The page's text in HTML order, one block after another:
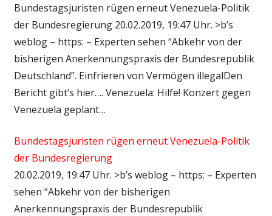
Bundestagsjuristen rügen erneut Venezuela-Politik
der Bundesregierung 20.02.2019, 19:47 Uhr. >b’s
weblog – https: – Experten sehen “Abkehr von der
bisherigen Anerkennungspraxis der Bundesrepublik
Deutschland”. Einfrieren von Vermögen illegalDen
Bericht gibt’s hier…. Venezuela: Hilfe! Konzert gegen
Venezuela geplant…
Bundestagsjuristen rügen erneut Venezuela-Politik
der Bundesregierung
20.02.2019, 19:47 Uhr. >b’s weblog – https: – Experten
sehen “Abkehr von der bisherigen
Anerkennungspraxis der Bundesrepublik